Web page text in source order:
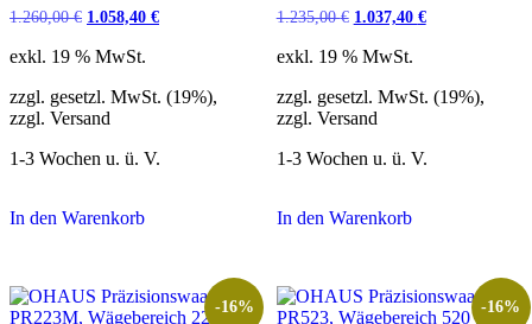
1.260,00€ Ursprünglicher
war:
1.058,40 €Aktueller
exkl. 19 % MwSt.
zzgl. gesetzl. MwSt. (19%),
zzgl. Versand
1-3 Wochen u. ü. V.
In den Warenkorb
1.235,00€ Ursprünglicher
war:
1.037,40 €Aktueller
exkl. 19 % MwSt.
zzgl. gesetzl. MwSt. (19%),
zzgl. Versand
1-3 Wochen u. ü. V.
In den Warenkorb
-16% -16%